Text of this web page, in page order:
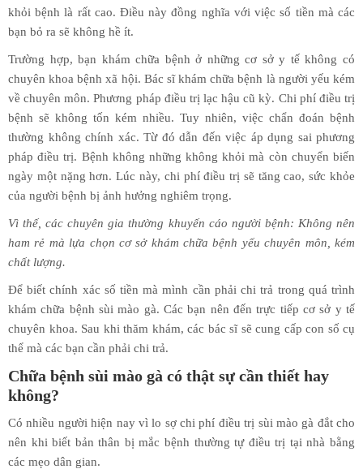
khỏi bệnh là rất cao. Điều này đồng nghĩa với việc số tiền mà các
bạn bỏ ra sẽ không hề ít.
Trường hợp, bạn khám chữa bệnh ở những cơ sở y tế không có
chuyên khoa bệnh xã hội. Bác sĩ khám chữa bệnh là người yếu kém
về chuyên môn. Phương pháp điều trị lạc hậu cũ kỳ. Chi phí điều trị
bệnh sẽ không tốn kém nhiều. Tuy nhiên, việc chẩn đoán bệnh
thường không chính xác. Từ đó dẫn đến việc áp dụng sai phương
pháp điều trị. Bệnh không những không khỏi mà còn chuyển biến
ngày một nặng hơn. Lúc này, chi phí điều trị sẽ tăng cao, sức khỏe
của người bệnh bị ảnh hưởng nghiêm trọng.
Vì thế, các chuyên gia thường khuyến cáo người bệnh: Không nên
ham rẻ mà lựa chọn cơ sở khám chữa bệnh yếu chuyên môn, kém
chất lượng.
Để biết chính xác số tiền mà mình cần phải chi trả trong quá trình
khám chữa bệnh sùi mào gà. Các bạn nên đến trực tiếp cơ sở y tế
chuyên khoa. Sau khi thăm khám, các bác sĩ sẽ cung cấp con số cụ
thể mà các bạn cần phải chi trả.
Chữa bệnh sùi mào gà có thật sự cần thiết hay
không?
Có nhiều người hiện nay vì lo sợ chi phí điều trị sùi mào gà đắt cho
nên khi biết bản thân bị mắc bệnh thường tự điều trị tại nhà bằng
các mẹo dân gian.